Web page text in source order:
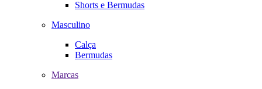
Shorts e Bermudas
Masculino
Calça
Bermudas
Marcas